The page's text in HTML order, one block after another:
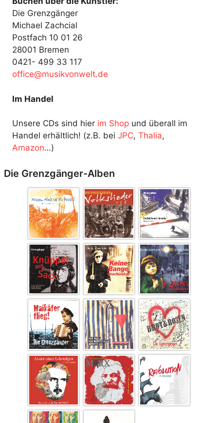
Die Grenzgänger
Michael Zachcial
Postfach 10 01 26
28001 Bremen
0421- 499 33 117
ed.tl
ewnov
kisum
@ecif
fo
Im Handel
Unsere CDs sind hier im Shop und überall im
Handel erhältlich! (z.B. bei JPC, Thalia,
Amazon…)
Die Grenzgänger-Alben